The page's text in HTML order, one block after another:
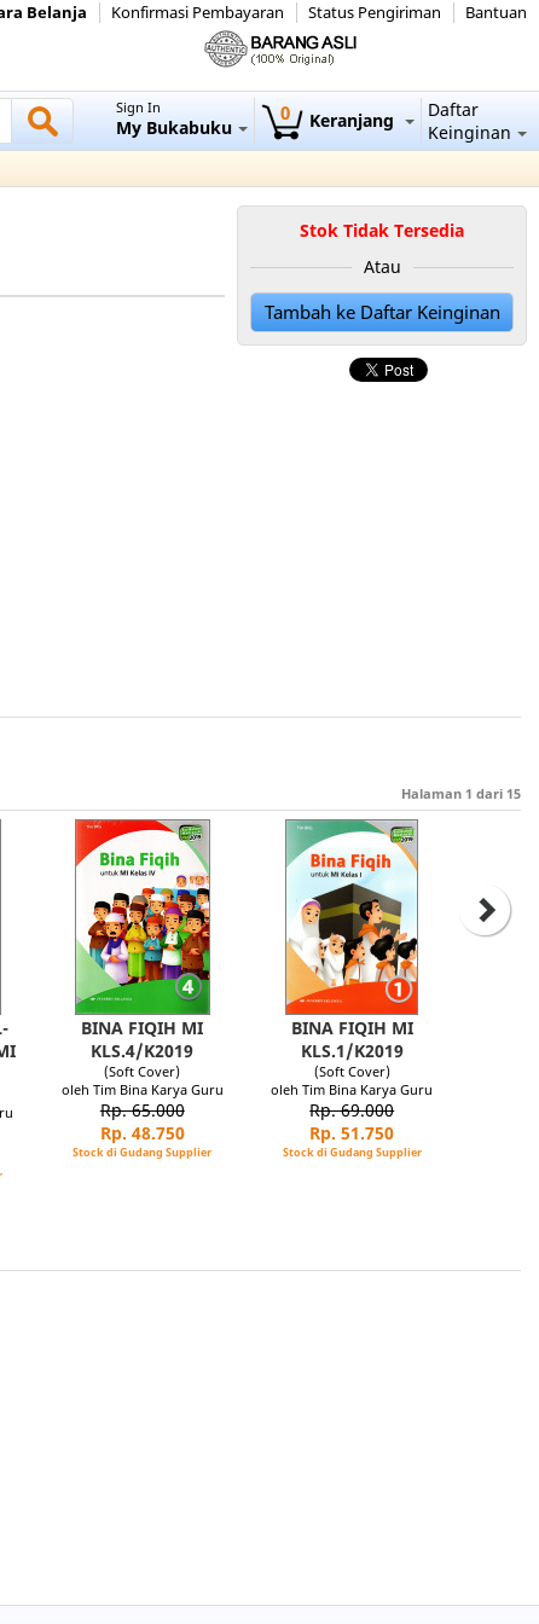
Belanja Konfirmasi Pembayaran Status Pengiriman Bantuan
Daftar
Keinginan
0 Keranjang
Sign In
My Bukabuku
Stok Tidak Tersedia
Atau
Tambah ke Daftar Keinginan
Halaman 1 dari 15
BINA FIQIH MI
KLS.4/K2019
(Soft Cover)
oleh Tim Bina Karya Guru
Rp. 65.000
Rp. 48.750
Stock di Gudang Supplier
BINA FIQIH MI
KLS.1/K2019
(Soft Cover)
oleh Tim Bina Karya Guru
Rp. 69.000
Rp. 51.750
Stock di Gudang Supplier